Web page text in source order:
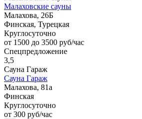
Малаховские сауны
Малахова, 26Б
Финская, Турецкая
Круглосуточно
от 1500 до 3500 руб/час
Спецпредложение
3,5
Сауна Гараж
Сауна Гараж
Малахова, 81а
Финская
Круглосуточно
от 300 руб/час